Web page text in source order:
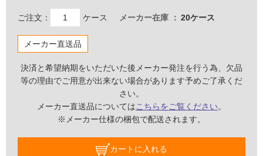
ご注文： ケース メーカー在庫 20ケース
メーカー直送品
決済と希望納期をいただいた後メーカー発注を行う為、欠品
等の理由でご用意が出来ない場合があります予めご了承くだ
さい。
メーカー直送品についてはこちらをご覧ください。
※メーカー仕様の梱包で配送されます。
カートに入れる
に
適
し
て
る
し
て